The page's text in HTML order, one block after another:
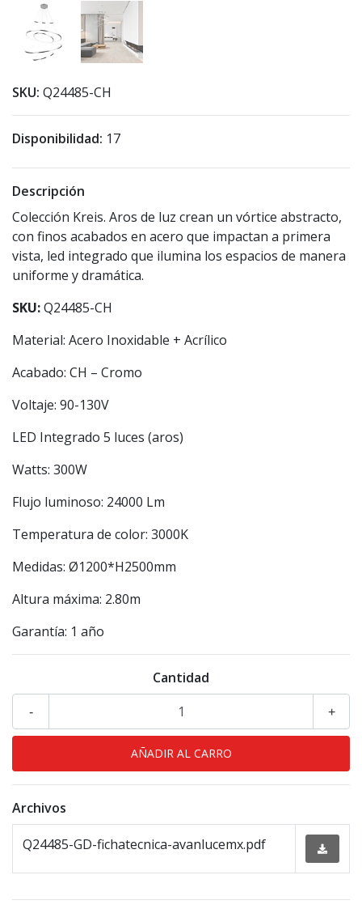
SKU: Q24485-CH
Disponibilidad: 17
Descripción
Colección Kreis. Aros de luz crean un vórtice abstracto,
con finos acabados en acero que impactan a primera
vista, led integrado que ilumina los espacios de manera
uniforme y dramática.
SKU:Q24485-CH
Material: Acero Inoxidable + Acrílico
Acabado: CH – Cromo
Voltaje: 90-130V
LED Integrado 5 luces (aros)
Watts: 300W
Flujo luminoso: 24000 Lm
Temperatura de color: 3000K
Medidas: Ø1200*H2500mm
Altura máxima: 2.80m
Garantía: 1 año
Cantidad
+
-
Archivos
Q24485-GD-fichatecnica-avanlucemx.pdf